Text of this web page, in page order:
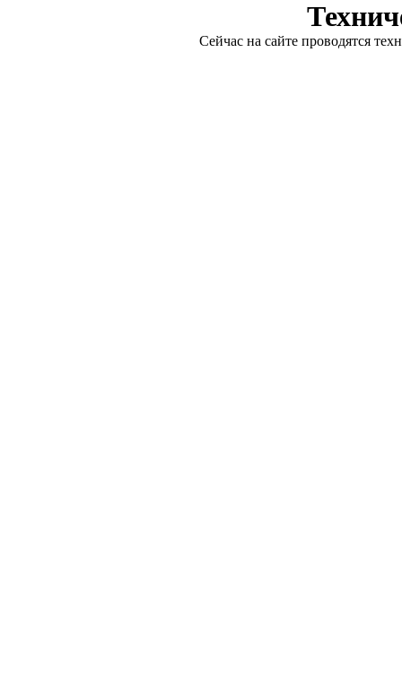
Сейчас на сайте проводятся